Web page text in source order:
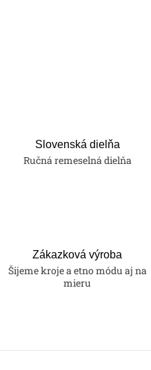
Slovenská dielňa
Ručná remeselná dielňa
Zákazková výroba
Šijeme kroje a etno módu aj na
mieru